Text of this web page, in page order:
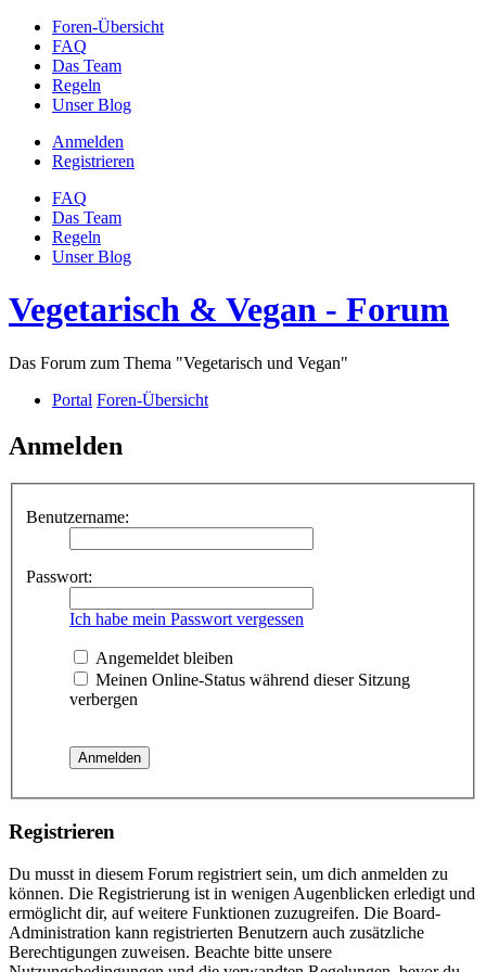
Foren-Übersicht
FAQ
Das Team
Regeln
Unser Blog
Anmelden
Registrieren
FAQ
Das Team
Regeln
Unser Blog
Vegetarisch & Vegan - Forum
Das Forum zum Thema "Vegetarisch und Vegan"
Portal Foren-Übersicht
Anmelden
Benutzername:
Passwort:
Ich habe mein Passwort vergessen
Angemeldet bleiben
Meinen Online-Status während dieser Sitzung
verbergen
Registrieren
Du musst in diesem Forum registriert sein, um dich anmelden zu
können. Die Registrierung ist in wenigen Augenblicken erledigt und
ermöglicht dir, auf weitere Funktionen zuzugreifen. Die Board-
Administration kann registrierten Benutzern auch zusätzliche
Berechtigungen zuweisen. Beachte bitte unsere